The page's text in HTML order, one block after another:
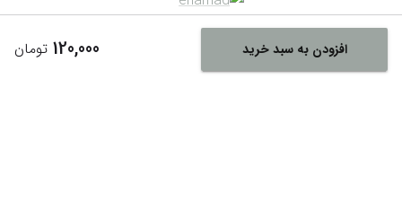
افزودن به سبد خرید 120,000 تومان